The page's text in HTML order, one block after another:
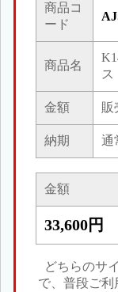
商品コ
ード
商品名
ス
金額 販
納期 通
金額
33,600円
どちらのサ
で、普段ご